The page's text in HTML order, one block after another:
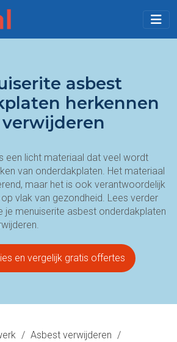
asbest
herkennen
een licht materiaal dat veel wordt
van onderdakplaten. Het materiaal
maar het is ook verantwoordelijk
vlak van gezondheid. Lees verder
je menuiserite asbest onderdakplaten
en vergelijk gratis offertes
/ Asbest verwijderen /